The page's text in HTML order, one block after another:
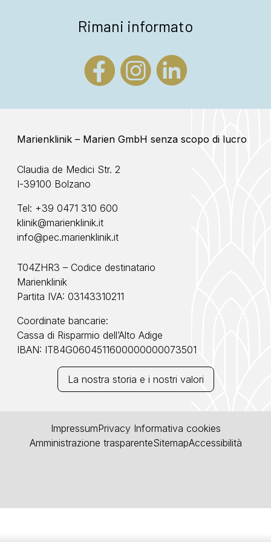
Rimani informato
Marienklinik – Marien GmbH senza scopo di lucro
Claudia de Medici Str. 2
I-39100 Bolzano
Tel: +39 0471 310 600
klinik@marienklinik.it
info@pec.marienklinik.it
T04ZHR3 – Codice destinatario
Marienklinik
Partita IVA: 03143310211
Coordinate bancarie:
Cassa di Risparmio dell’Alto Adige
IBAN: IT84G0604511600000000073501
La nostra storia e i nostri valori
ImpressumPrivacyInformativa cookies
Amministrazione trasparenteSitemapAccessibilità